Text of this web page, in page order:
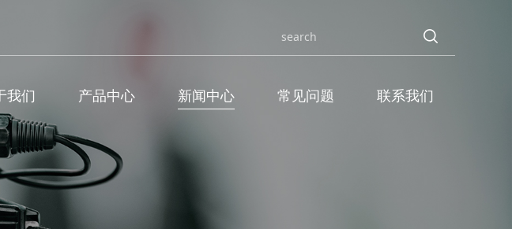
我们 产品中心 新闻中心 常见问题 联系我们